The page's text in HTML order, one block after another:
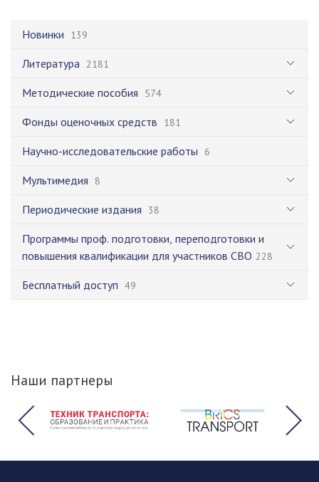
Новинки 139
Литература 2181
Методические пособия 574
Фонды оценочных средств 181
Научно-исследовательские работы 6
Мультимедия 8
Периодические издания 38
Программы проф. подготовки, переподготовки и
повышения квалификации для участников СВО 228
Бесплатный доступ 49
Наши партнеры